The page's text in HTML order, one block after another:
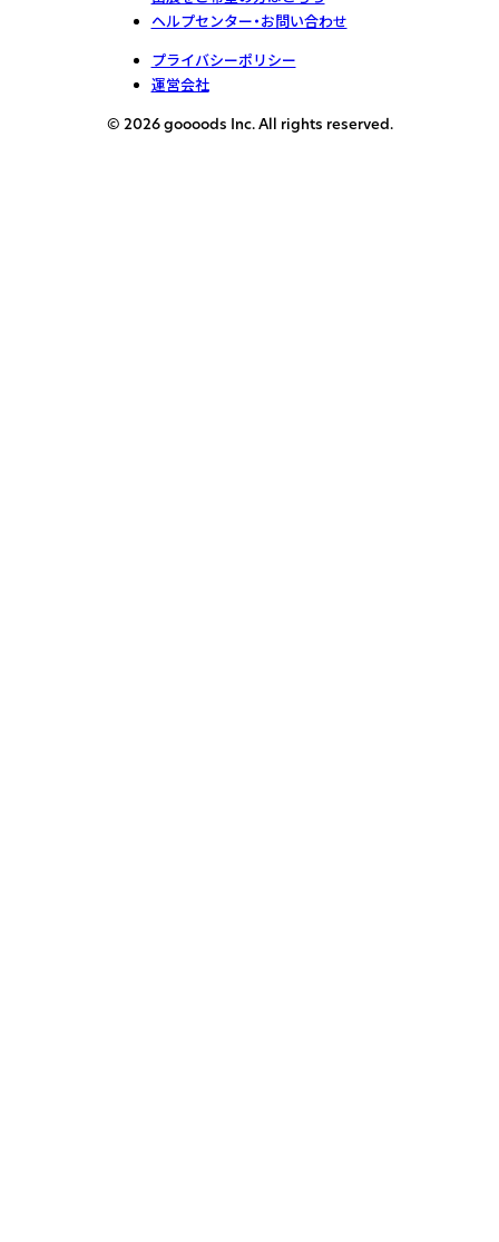
ヘルプセンター・お問い合わせ
プライバシーポリシー
運営会社
© 2026 goooods Inc. All rights reserved.